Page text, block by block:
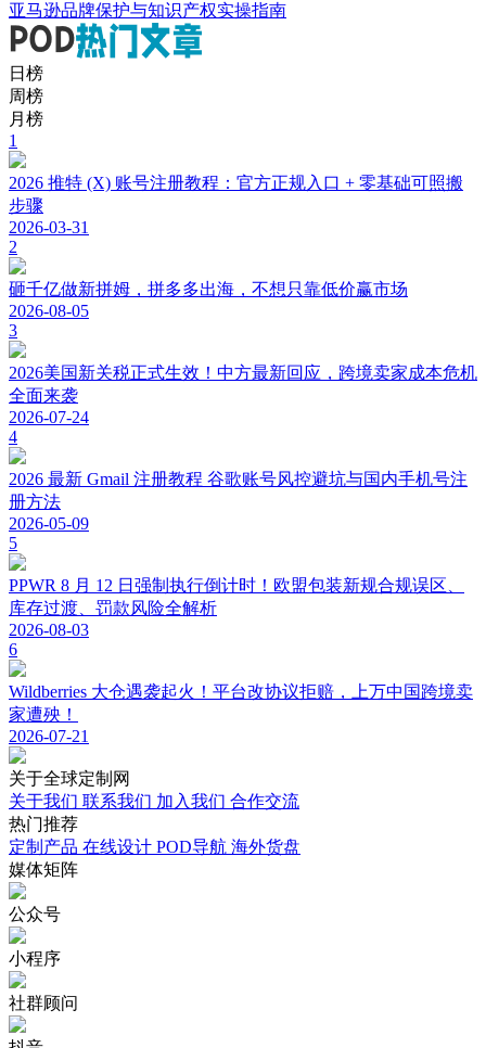
亚马逊品牌保护与知识产权实操指南
日榜
周榜
月榜
1
2026 推特 (X) 账号注册教程：官方正规入口 + 零基础可照搬
步骤
2026-03-31
2
砸千亿做新拼姆，拼多多出海，不想只靠低价赢市场
2026-08-05
3
2026美国新关税正式生效！中方最新回应，跨境卖家成本危机
全面来袭
2026-07-24
4
2026 最新 Gmail 注册教程 谷歌账号风控避坑与国内手机号注
册方法
2026-05-09
5
PPWR 8 月 12 日强制执行倒计时！欧盟包装新规合规误区、
库存过渡、罚款风险全解析
2026-08-03
6
Wildberries 大仓遇袭起火！平台改协议拒赔，上万中国跨境卖
家遭殃！
2026-07-21
关于全球定制网
关于我们 联系我们 加入我们 合作交流
热门推荐
定制产品 在线设计 POD导航 海外货盘
媒体矩阵
公众号
小程序
社群顾问